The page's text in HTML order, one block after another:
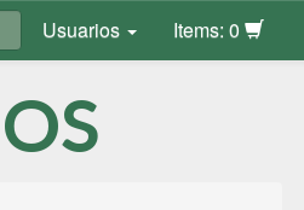
Usuarios Items: 0